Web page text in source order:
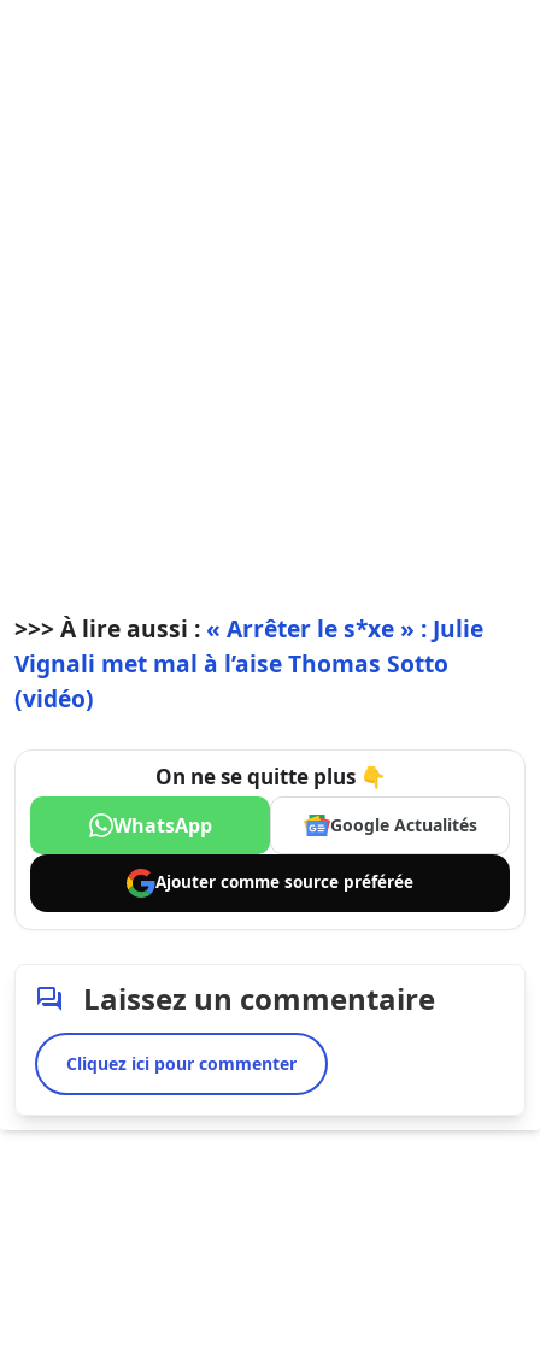
>>> À lire aussi :« Arrêter le s*xe » : Julie
Vignali met mal à l’aise Thomas Sotto
(vidéo)
On ne se quitte plus 👇
WhatsApp Google Actualités
Ajouter comme source préférée
Laissez un commentaire
Cliquez ici pour commenter